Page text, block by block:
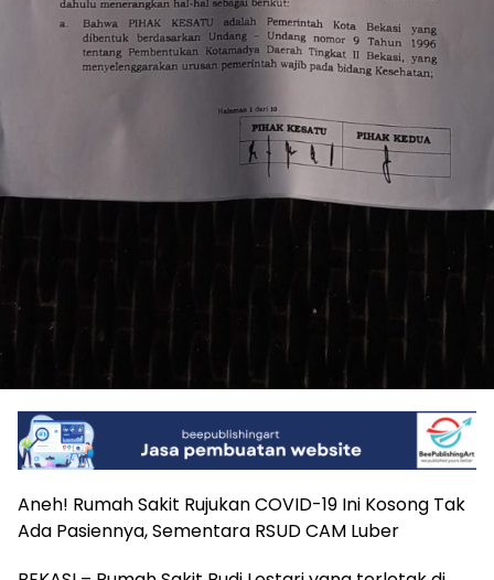
Aneh! Rumah Sakit Rujukan COVID-19 Ini Kosong Tak
Ada Pasiennya, Sementara RSUD CAM Luber